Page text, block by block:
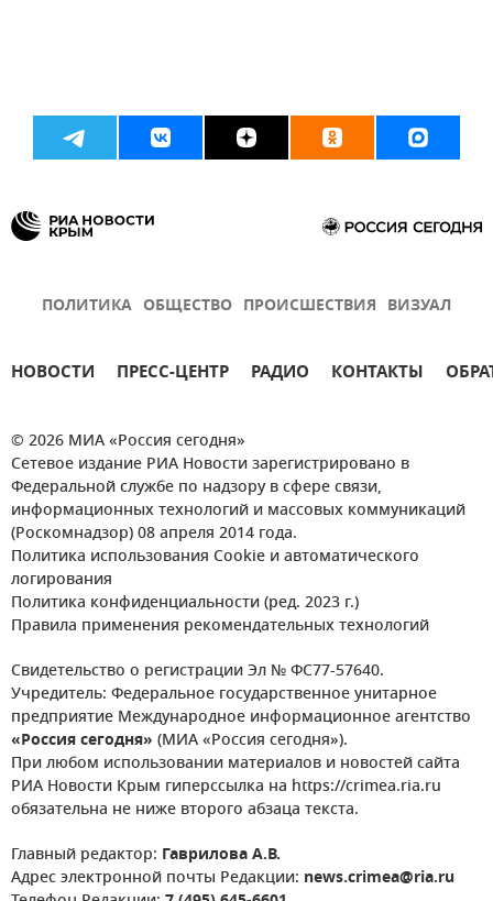
ПОЛИТИКА ОБЩЕСТВО ПРОИСШЕСТВИЯ ВИЗУАЛ
НОВОСТИ ПРЕСС-ЦЕНТР РАДИО КОНТАКТЫ
© 2026 МИА «Россия сегодня»
Сетевое издание РИА Новости зарегистрировано в
Федеральной службе по надзору в сфере связи,
информационных технологий и массовых коммуникаций
(Роскомнадзор) 08 апреля 2014 года.
Политика использования Cookie и автоматического
логирования
Политика конфиденциальности (ред. 2023 г.)
Правила применения рекомендательных технологий
Свидетельство о регистрации Эл № ФС77-57640.
Учредитель: Федеральное государственное унитарное
предприятие Международное информационное агентство
«Россия сегодня» (МИА «Россия сегодня»).
При любом использовании материалов и новостей сайта
РИА Новости Крым гиперссылка на https://crimea.ria.ru
обязательна не ниже второго абзаца текста.
Главный редактор: Гаврилова А.В.
Адрес электронной почты Редакции: news.crimea@ria.ru